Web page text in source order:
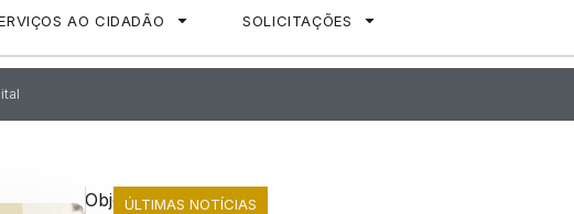
AO CIDADÃO SOLICITAÇÕES
Objetivando
ÚLTIMAS NOTÍCIAS